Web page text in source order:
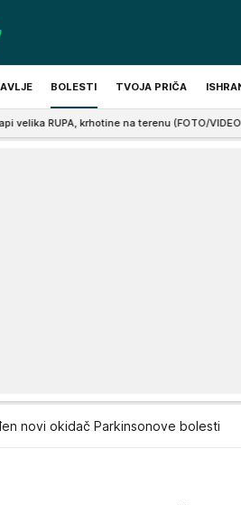
BOLESTI TVOJA PRIČA
na terenu (FOTO/VIDEO) 9:25
novi okidač Parkinsonove bolesti